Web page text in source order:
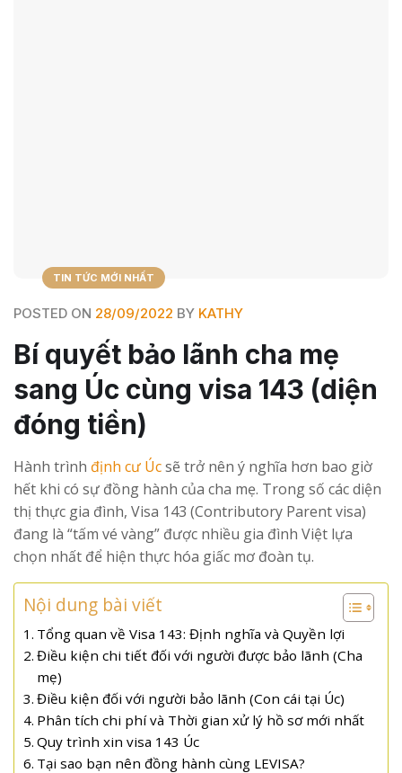
TIN TỨC MỚI NHẤT
POSTED ON 28/09/2022 BY KATHY
Bí quyết bảo lãnh cha mẹ
sang Úc cùng visa 143 (diện
đóng tiền)
Hành trình định cư Úcsẽ trở nên ý nghĩa hơn bao giờ
hết khi có sự đồng hành của cha mẹ. Trong số các diện
thị thực gia đình, Visa 143 (Contributory Parent visa)
đang là “tấm vé vàng” được nhiều gia đình Việt lựa
chọn nhất để hiện thực hóa giấc mơ đoàn tụ.
Nội dung bài viết
Tổng quan về Visa 143: Định nghĩa và Quyền lợi
Điều kiện chi tiết đối với người được bảo lãnh (Cha
mẹ)
Điều kiện đối với người bảo lãnh (Con cái tại Úc)
Phân tích chi phí và Thời gian xử lý hồ sơ mới nhất
Quy trình xin visa 143 Úc
Tại sao bạn nên đồng hành cùng LEVISA?